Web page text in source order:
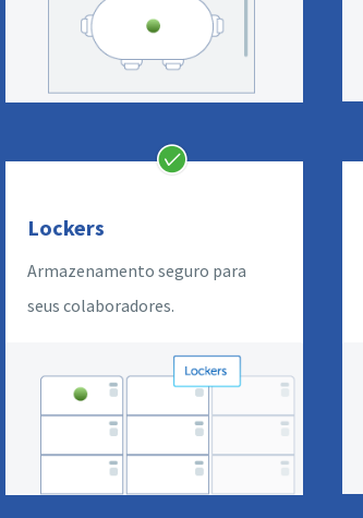
Lockers
Armazenamento seguro para
seus colaboradores.